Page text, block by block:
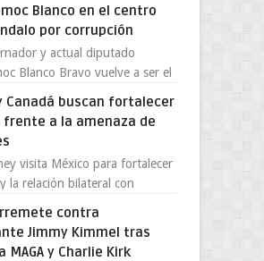
Blanco en el centro
por corrupción
y actual diputado
Blanco Bravo vuelve a ser el
señalamientos por...
Canadá buscan fortalecer
frente a la amenaza de
visita México para fortalecer
la relación bilateral con
por la ofen...
contra
Jimmy Kimmel tras
MAGA y Charlie Kirk